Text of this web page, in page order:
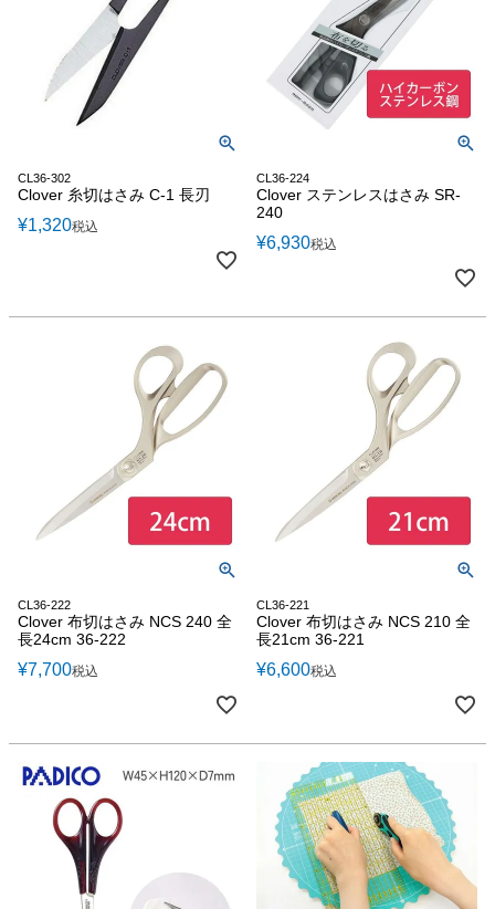
CL36-302
Clover 糸切はさみ C-1 長刃
¥1,320税込
CL36-224
Clover ステンレスはさみ SR-
240
¥6,930税込
CL36-222
Clover 布切はさみ NCS 240 全
長24cm 36-222
¥7,700税込
CL36-221
Clover 布切はさみ NCS 210 全
長21cm 36-221
¥6,600税込